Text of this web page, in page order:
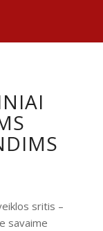
sritis –
savaime